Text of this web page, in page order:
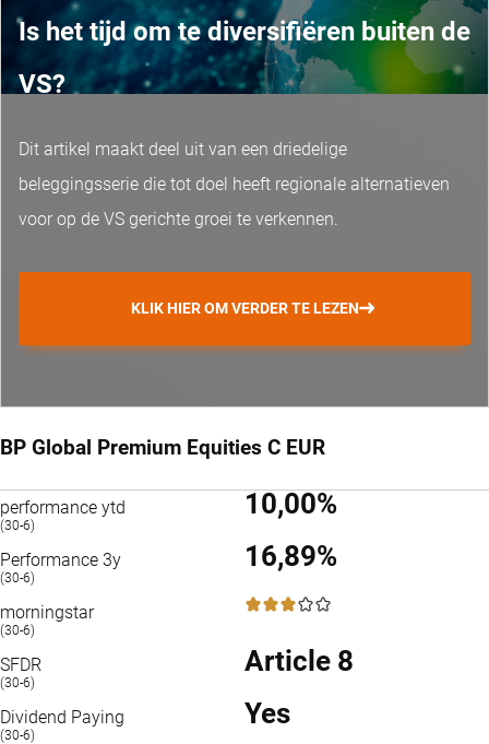
Is het tijd om te diversifiëren buiten de
VS?
Dit artikel maakt deel uit van een driedelige
beleggingsserie die tot doel heeft regionale alternatieven
voor op de VS gerichte groei te verkennen.
KLIK HIER OM VERDER TE LEZEN
BP Global Premium Equities C EUR
performance ytd
(30-6)
10,00%
Performance 3y
(30-6)
16,89%
morningstar
(30-6)
3 / 5
SFDR
(30-6)
Article 8
Dividend Paying
(30-6)
Yes